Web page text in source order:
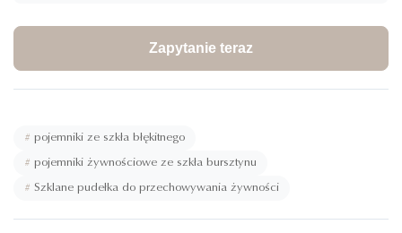
Zapytanie teraz
# pojemniki ze szkła błękitnego
# pojemniki żywnościowe ze szkła bursztynu
# Szklane pudełka do przechowywania żywności